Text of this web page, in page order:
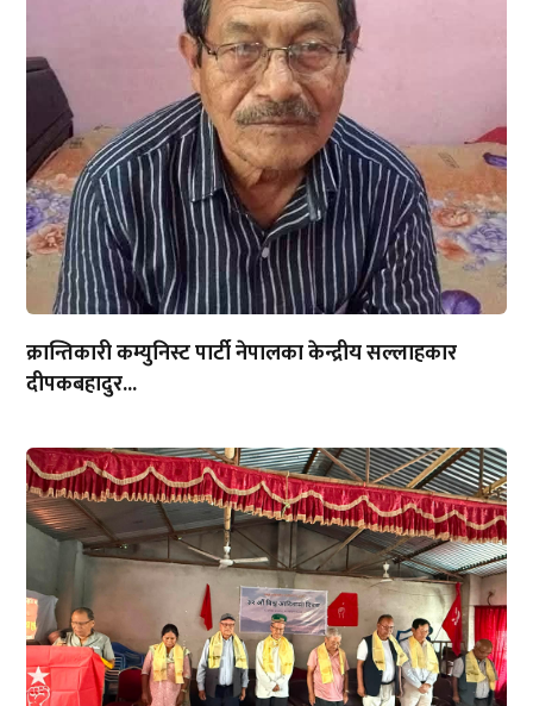
क्रान्तिकारी कम्युनिस्ट पार्टी नेपालका केन्द्रीय सल्लाहकार
दीपकबहादुर...